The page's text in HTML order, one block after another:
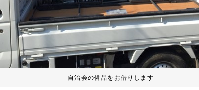
自治会の備品をお借りします